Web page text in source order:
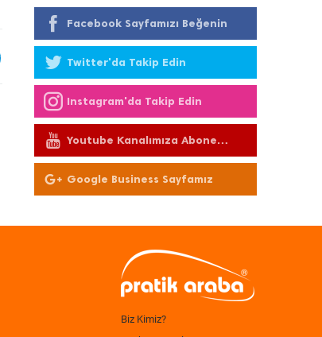
Facebook Sayfamızı Beğenin
Twitter'da Takip Edin
Instagram'da Takip Edin
Youtube Kanalımıza Abone
Olun
Google Business Sayfamız
Biz Kimiz?